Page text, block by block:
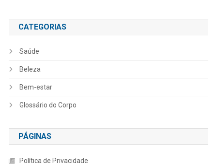
CATEGORIAS
Saúde
Beleza
Bem-estar
Glossário do Corpo
PÁGINAS
Política de Privacidade